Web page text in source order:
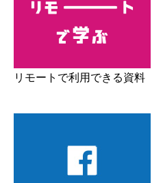
リモートで利用できる資料